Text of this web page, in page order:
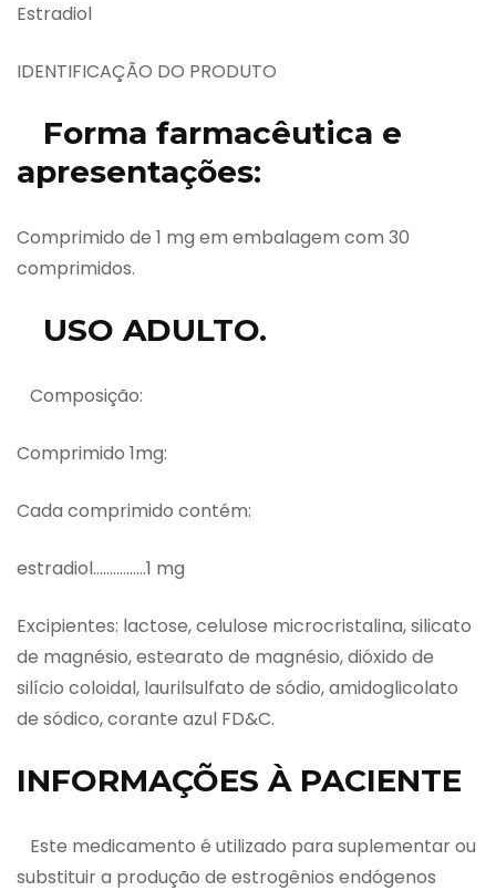
Estradiol
IDENTIFICAÇÃO DO PRODUTO
Forma farmacêutica e
apresentações:
Comprimido de 1 mg em embalagem com 30
comprimidos.
USO ADULTO.
Composição:
Comprimido 1mg:
Cada comprimido contém:
estradiol…………….1 mg
Excipientes: lactose, celulose microcristalina, silicato
de magnésio, estearato de magnésio, dióxido de
silício coloidal, laurilsulfato de sódio, amidoglicolato
de sódico, corante azul FD&C.
INFORMAÇÕES À PACIENTE
Este medicamento é utilizado para suplementar ou
substituir a produção de estrogênios endógenos